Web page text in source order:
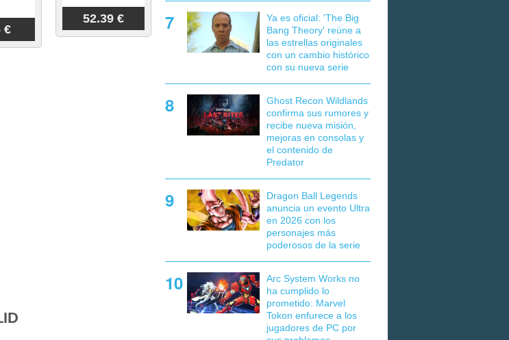
€
52.39 €
Ya es oficial: 'The Big
Bang Theory' reúne a
las estrellas originales
con un cambio histórico
con su nueva serie
Ghost Recon Wildlands
confirma sus rumores y
recibe nueva misión,
mejoras en consolas y
el contenido de
Predator
Dragon Ball Legends
anuncia un evento Ultra
en 2026 con los
personajes más
poderosos de la serie
Arc System Works no
ha cumplido lo
prometido: Marvel
Tokon enfurece a los
jugadores de PC por